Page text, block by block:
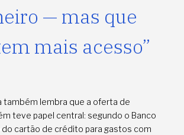
— mas que
mais acesso”
também lembra que a oferta de
teve papel central: segundo o Banco
do cartão de crédito para gastos com